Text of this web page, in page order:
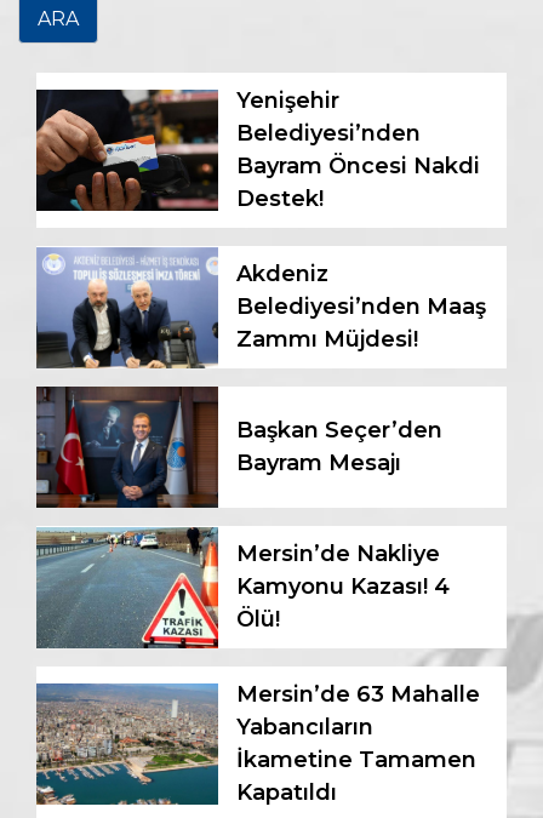
Yenişehir
Belediyesi’nden
Bayram Öncesi Nakdi
Destek!
Akdeniz
Belediyesi’nden Maaş
Zammı Müjdesi!
Başkan Seçer’den
Bayram Mesajı
Mersin’de Nakliye
Kamyonu Kazası! 4
Ölü!
Mersin’de 63 Mahalle
Yabancıların
İkametine Tamamen
Kapatıldı